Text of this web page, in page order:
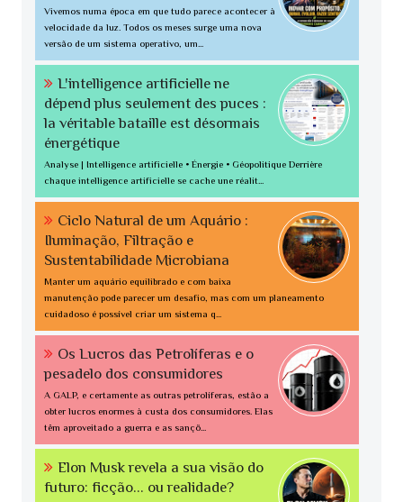
Vivemos numa época em que tudo parece acontecer à
velocidade da luz. Todos os meses surge uma nova
versão de um sistema operativo, um...
L'intelligence artificielle ne
dépend plus seulement des puces :
la véritable bataille est désormais
énergétique
Analyse | Intelligence artificielle • Énergie • Géopolitique Derrière
chaque intelligence artificielle se cache une réalit...
Ciclo Natural de um Aquário :
Iluminação, Filtração e
Sustentabilidade Microbiana
Manter um aquário equilibrado e com baixa
manutenção pode parecer um desafio, mas com um planeamento
cuidadoso é possível criar um sistema q...
Os Lucros das Petrolíferas e o
pesadelo dos consumidores
A GALP, e certamente as outras petrolíferas, estão a
obter lucros enormes à custa dos consumidores. Elas
têm aproveitado a guerra e as sançõ...
Elon Musk revela a sua visão do
futuro: ficção... ou realidade?